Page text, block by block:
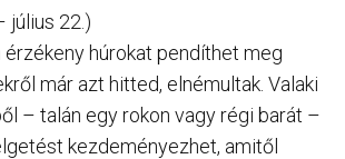
július 22.)
érzékeny húrokat pendíthet meg
már azt hitted, elnémultak. Valaki
– talán egy rokon vagy régi barát –
kezdeményezhet, amitől